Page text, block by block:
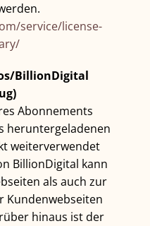
service/license-
BillionDigital
Abonnements
heruntergeladenen
weiterverwendet
BillionDigital kann
als auch zur
Kundenwebseiten
hinaus ist der